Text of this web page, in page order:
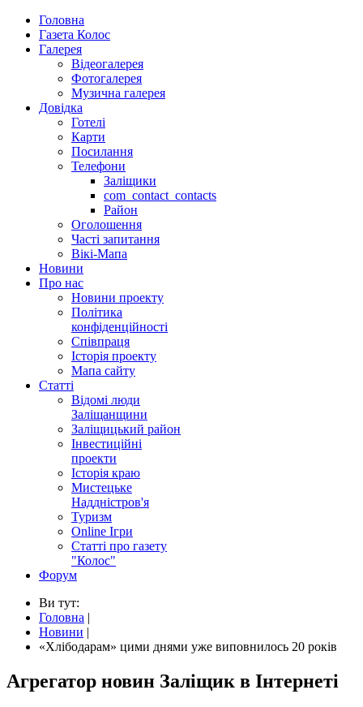
Головна
Газета Колос
Галерея
Відеогалерея
Фотогалерея
Музична галерея
Довідка
Готелі
Карти
Посилання
Телефони
Заліщики
com_contact_contacts
Район
Оголошення
Часті запитання
Вікі-Мапа
Новини
Про нас
Новини проекту
Політика
конфіденційності
Співпраця
Історія проекту
Мапа сайту
Статті
Відомі люди
Заліщанщини
Заліщицький район
Інвестиційні
проекти
Історія краю
Мистецьке
Наддністров'я
Туризм
Online Ігри
Статті про газету
"Колос"
Форум
Ви тут:
Головна |
Новини |
«Хлібодарам» цими днями уже виповнилось 20 років
Агрегатор новин Заліщик в Інтернеті